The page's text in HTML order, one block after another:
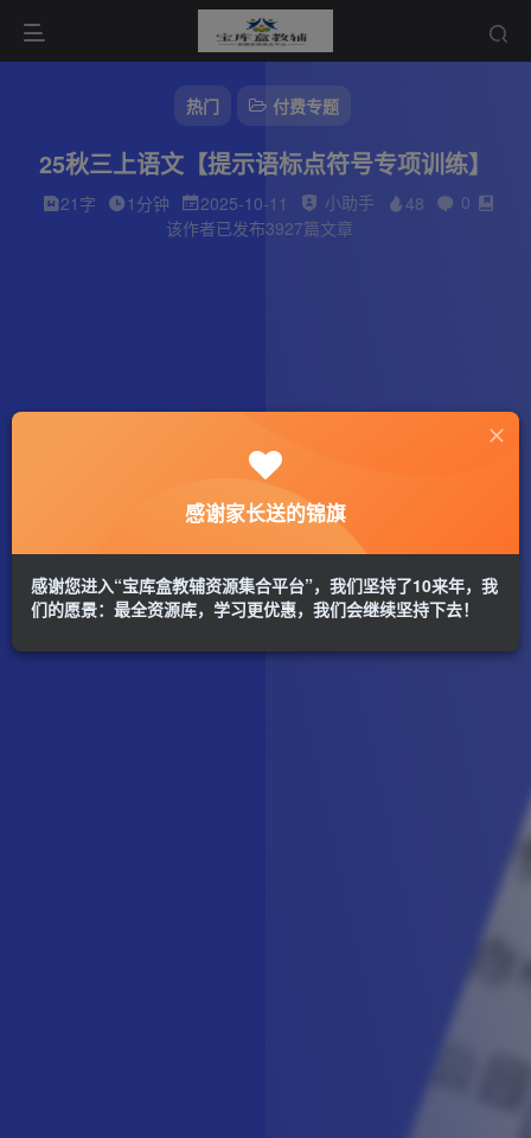
热门 付费专题
25秋三上语文【提示语标点符号专项训练】
21字 1分钟 2025-10-11 小助手 48
0
该作者已发布3927篇文章
感谢家长送的锦旗
感谢您进入“宝库盒教辅资源集合平台”，我们坚持了10来年，我
们的愿景：最全资源库，学习更优惠，我们会继续坚持下去！